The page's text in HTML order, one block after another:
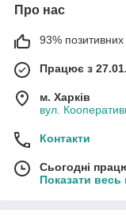
Про нас
93% позитивних
Працює з
м. Харків
вул.
Контакти
Сьогодні
Показати весь